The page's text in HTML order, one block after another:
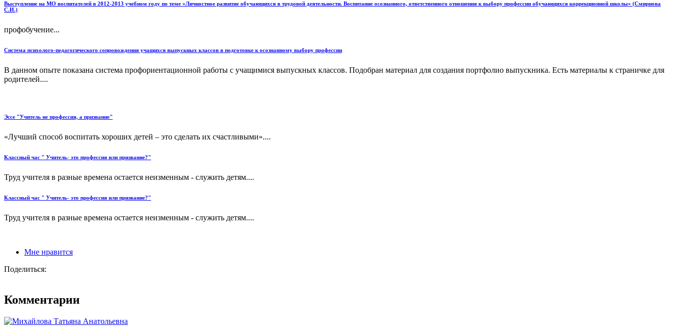
Выступление на МО воспитателей в 2012-2013 учебном году по теме «Личностное развитие обучающихся в трудовой деятельности. Воспитание осознанного, ответственного отношения к выбору профессии обучающихся коррекционной школы» (Смирнова
С.И.)
профобучение...
Система психолого-педагогического сопровождения учащихся выпускных классов в подготовке к осознанному выбору профессии
В данном опыте показана система профориентационной работы с учащимися выпускных классов. Подобран материал для создания портфолио выпускника. Есть материалы к страничке для
родителей....
Эссе "Учитель не профессия, а призвание"
«Лучший способ воспитать хороших детей – это сделать их счастливыми»....
Классный час " Учитель- это профессия или призвание?"
Труд учителя в разные времена остается неизменным - служить детям....
Классный час " Учитель- это профессия или призвание?"
Труд учителя в разные времена остается неизменным - служить детям....
Мне нравится
Поделиться:
Комментарии